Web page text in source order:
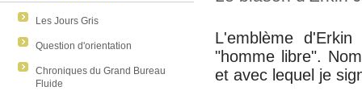
Les Jours Gris
Question d'orientation
Chroniques du Grand Bureau
Fluide
L'emblème
"homme libre".
et avec lequel je